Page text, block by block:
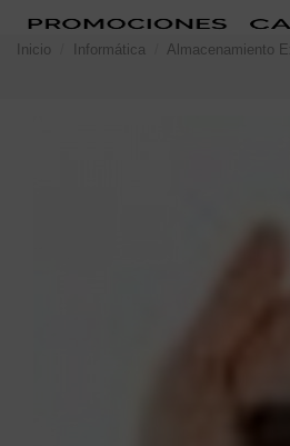
Inicio Informática Almacenamiento